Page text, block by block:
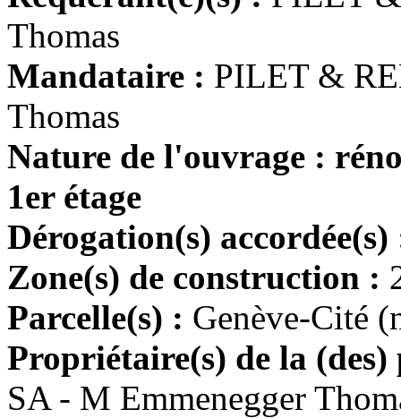
Thomas
Mandataire : PILET &
Thomas
Nature de l'ouvrage :
1er étage
Dérogation(s)
Zone(s) de construction :
Parcelle(s) : Genève-Cité
Propriétaire(s) de la
SA - M Emmenegger